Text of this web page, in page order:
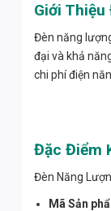
Giới
Đèn năng
đại và khả
chi phí điện
Đặc Điểm
Đèn Năng
Mã Sản